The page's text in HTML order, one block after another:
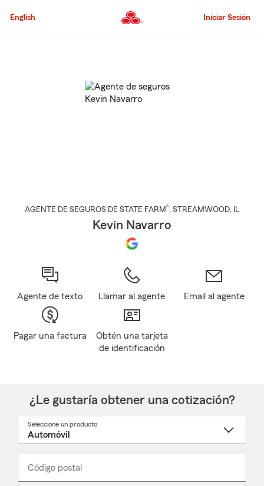
al
principal
English Iniciar Sesión
AGENTE DE SEGUROS DE STATE FARM®, STREAMWOOD, IL
Kevin Navarro
Agente de texto Llamar al agente Email al agente
Pagar una factura
Obtén una tarjeta
de identificación
¿Le gustaría obtener una cotización?
Seleccione un producto
desplegable
Código postal
_____